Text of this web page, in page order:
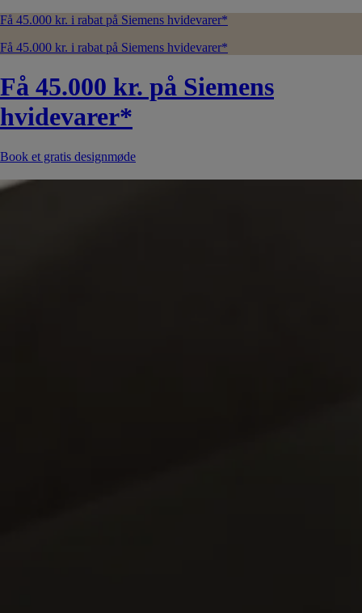
Få 45.000 kr. i rabat på Siemens hvidevarer*
Få 45.000 kr. i rabat på Siemens hvidevarer*
Få 45.000 kr. på Siemens
hvidevarer*
Book et gratis designmøde